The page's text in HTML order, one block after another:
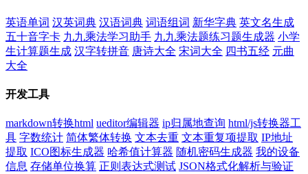
英语单词 汉英词典 汉语词典 词语组词 新华字典 英文名生成
五十音字卡 九九乘法学习助手 九九乘法题练习题生成器 小学
生计算题生成 汉字转拼音 唐诗大全 宋词大全 四书五经 元曲
大全
开发工具
markdown转换html ueditor编辑器 ip归属地查询 html/js转换器工
具 字数统计 简体繁体转换 文本去重 文本重复项提取 IP地址
提取 ICO图标生成器 哈希值计算器 随机密码生成器 我的设备
信息 存储单位换算 正则表达式测试 JSON格式化解析与验证